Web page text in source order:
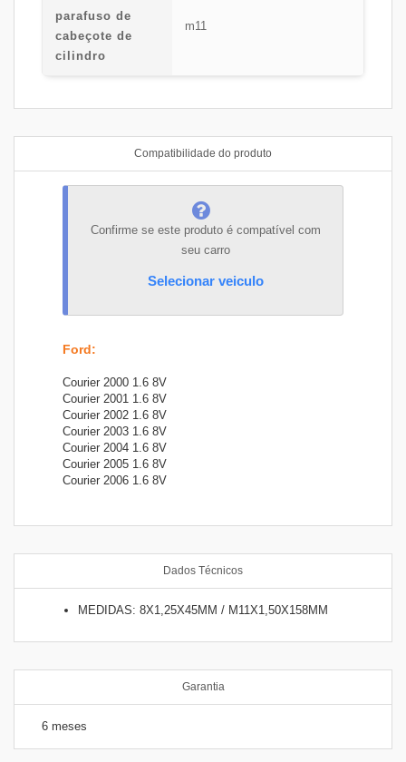
parafuso de
cabeçote de
cilindro
m11
Compatibilidade do produto
Confirme se este produto é compatível com
seu carro
Selecionar veiculo
Ford:
Courier 2000 1.6 8V
Courier 2001 1.6 8V
Courier 2002 1.6 8V
Courier 2003 1.6 8V
Courier 2004 1.6 8V
Courier 2005 1.6 8V
Courier 2006 1.6 8V
Dados Técnicos
MEDIDAS: 8X1,25X45MM / M11X1,50X158MM
Garantia
6 meses